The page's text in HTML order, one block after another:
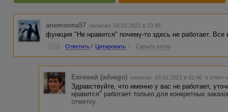
anemonna57 написал 02.02.2021 в 23:45
функция "Не нравится" почему-то здесь не работает.
Ответить / Цитировать / Скрыть ветку
Евгений (advego) написал 03.02.2021 в 01:46 в ответ
Здравствуйте, что именно у вас не работает,
нравится" работает только для конкретных
отметку.